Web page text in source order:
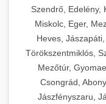
Szendrő, Edelény,
Miskolc, Eger,
Heves,
Törökszentmiklós,
Mezőtúr,
Csongrád,
Jászfényszaru,